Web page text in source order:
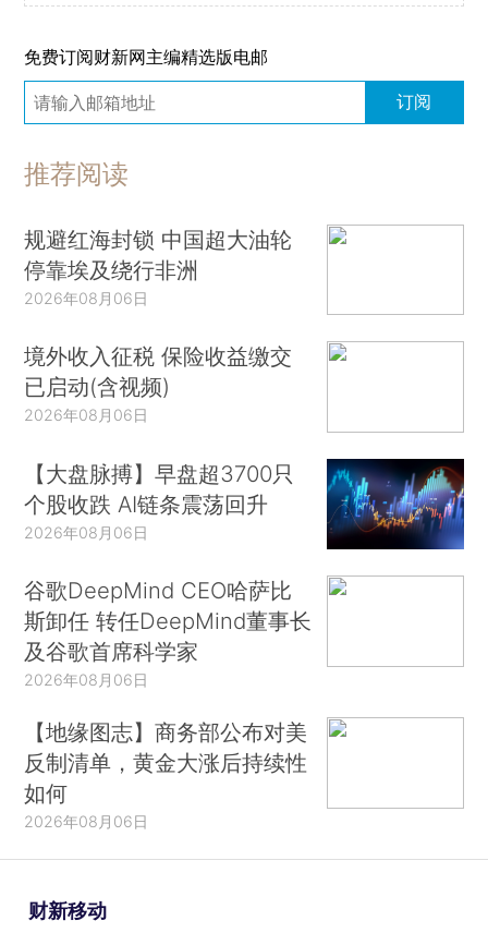
免费订阅财新网主编精选版电邮
订阅
推荐阅读
规避红海封锁 中国超大油轮
停靠埃及绕行非洲
2026年08月06日
境外收入征税 保险收益缴交
已启动(含视频)
2026年08月06日
【大盘脉搏】早盘超3700只
个股收跌 AI链条震荡回升
2026年08月06日
谷歌DeepMind CEO哈萨比
斯卸任 转任DeepMind董事长
及谷歌首席科学家
2026年08月06日
【地缘图志】商务部公布对美
反制清单，黄金大涨后持续性
如何
2026年08月06日
财新移动